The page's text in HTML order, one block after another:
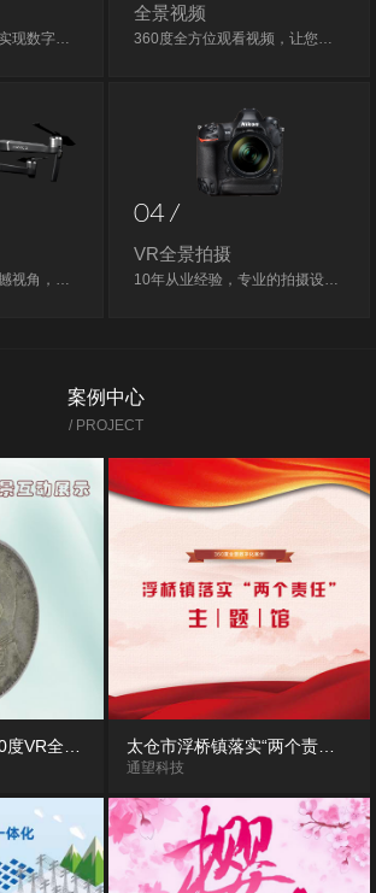
利用激光扫描技术，实现数字重建，快速创建一个全新的3D实景空间，实现空间内自由行走漫游，开创新体验。
全景视频
360度全方位观看视频，让您体验不一般的体验。
资深摄影师掌镜，震撼视角，可达4.5亿像素。
04 /
VR全景拍摄
10年从业经验，专业的拍摄设备，HDR拍摄，全景图标配2亿像素起。
案例中心
/ PROJECT
通望科技